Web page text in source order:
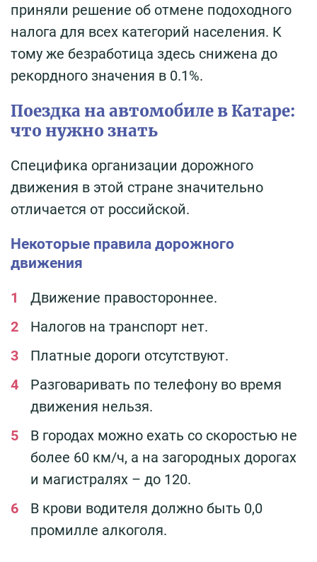
приняли решение об отмене подоходного
налога для всех категорий населения. К
тому же безработица здесь снижена до
рекордного значения в 0.1%.
Поездка на автомобиле в Катаре:
что нужно знать
Специфика организации дорожного
движения в этой стране значительно
отличается от российской.
Некоторые правила дорожного
движения
Движение правостороннее.
Налогов на транспорт нет.
Платные дороги отсутствуют.
Разговаривать по телефону во время
движения нельзя.
В городах можно ехать со скоростью не
более 60 км/ч, а на загородных дорогах
и магистралях – до 120.
В крови водителя должно быть 0,0
промилле алкоголя.